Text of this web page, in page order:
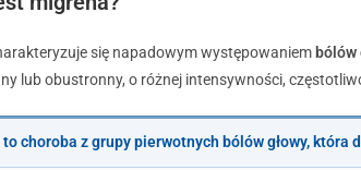
się napadowym występowaniem bólów
lub obustronny, o różnej intensywności,
choroba z grupy pierwotnych bólów głowy, która